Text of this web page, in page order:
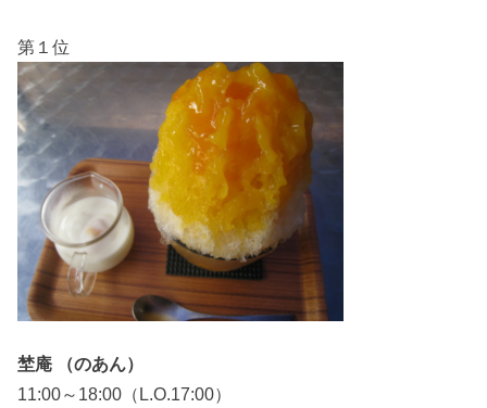
第１位
埜庵 （のあん）
11:00～18:00（L.O.17:00）